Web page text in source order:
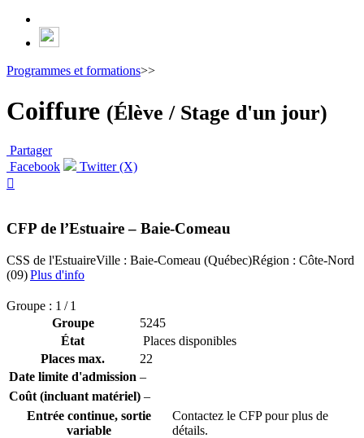
Programmes et formations>>
Coiffure (Élève / Stage d'un jour)
Partager
Facebook
Twitter (X)

CFP de l’Estuaire – Baie-Comeau
CSS de l'EstuaireVille : Baie-Comeau (Québec)Région : Côte-Nord
(09)Plus d'info
Groupe : 1 / 1
Groupe
5245
État
Places disponibles
Places max.
22
Date limite d'admission –
Coût (incluant matériel) –
Entrée continue, sortie
variable
Contactez le CFP pour plus de
détails.